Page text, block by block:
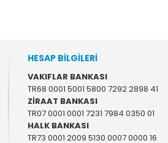
HESAP BİLGİLERİ
VAKIFLAR BANKASI
TR68 0001 5001 5800 7292 2898 41
ZİRAAT BANKASI
TR07 0001 0001 7231 7984 0350 01
HALK BANKASI
TR73 0001 2009 5130 0007 0000 16